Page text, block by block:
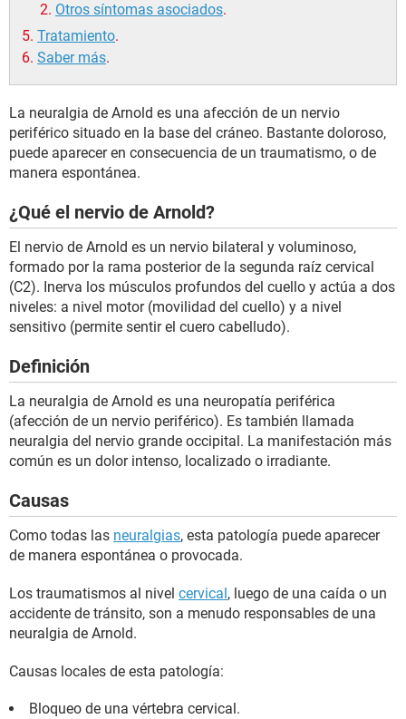
Otros síntomas asociados.
Tratamiento.
Saber más.
La neuralgia de Arnold es una afección de un nervio
periférico situado en la base del cráneo. Bastante doloroso,
puede aparecer en consecuencia de un traumatismo, o de
manera espontánea.
¿Qué el nervio de Arnold?
El nervio de Arnold es un nervio bilateral y voluminoso,
formado por la rama posterior de la segunda raíz cervical
(C2). Inerva los músculos profundos del cuello y actúa a dos
niveles: a nivel motor (movilidad del cuello) y a nivel
sensitivo (permite sentir el cuero cabelludo).
Definición
La neuralgia de Arnold es una neuropatía periférica
(afección de un nervio periférico). Es también llamada
neuralgia del nervio grande occipital. La manifestación más
común es un dolor intenso, localizado o irradiante.
Causas
Como todas las neuralgias, esta patología puede aparecer
de manera espontánea o provocada.
Los traumatismos al nivel cervical , luego de una caída o un
accidente de tránsito, son a menudo responsables de una
neuralgia de Arnold.
Causas locales de esta patología:
Bloqueo de una vértebra cervical.